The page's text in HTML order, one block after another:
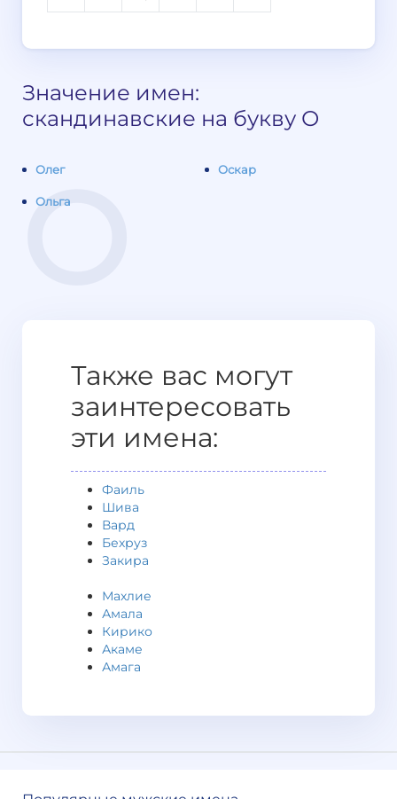
Значение имен:
скандинавские на букву О
О
Олег
Ольга
Оскар
Также вас могут
заинтересовать
эти имена:
Фаиль
Шива
Вард
Бехруз
Закира
Махлие
Амала
Кирико
Акаме
Амага